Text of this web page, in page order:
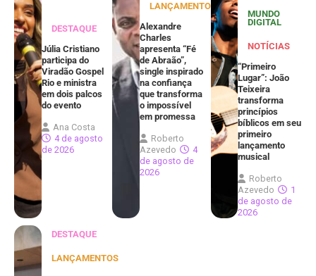
DESTAQUE
Júlia Cristiano
participa do
Viradão Gospel
Rio e ministra
em dois palcos
do evento
Ana Costa
4 de agosto
de 2026
LANÇAMENTOS
Alexandre
Charles
apresenta “Fé
de Abraão”,
single inspirado
na confiança
que transforma
o impossível
em promessa
Roberto
Azevedo
4
de agosto de
2026
MUNDO
DIGITAL
NOTÍCIAS
“Primeiro
Lugar”: João
Teixeira
transforma
princípios
bíblicos em seu
primeiro
lançamento
musical
Roberto
Azevedo
1
de agosto de
2026
DESTAQUE
LANÇAMENTOS